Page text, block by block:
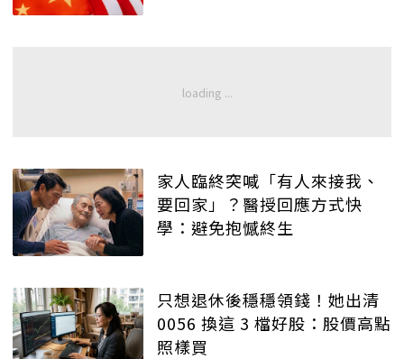
家人臨終突喊「有人來接我、
要回家」？醫授回應方式快
學：避免抱憾終生
只想退休後穩穩領錢！她出清
0056 換這 3 檔好股：股價高點
照樣買